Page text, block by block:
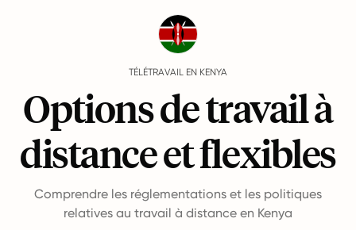
TÉLÉTRAVAIL EN KENYA
Options de travail à
distance et flexibles
Comprendre les réglementations et les politiques
relatives au travail à distance en Kenya